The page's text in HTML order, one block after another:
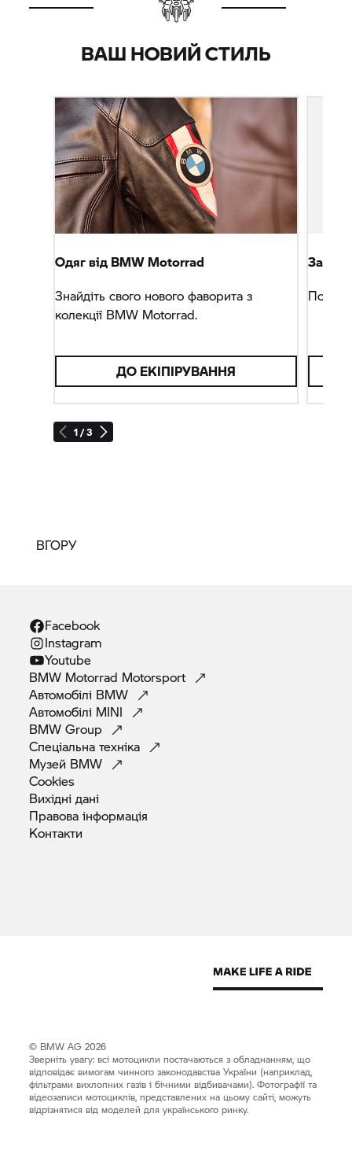
ВАШ НОВИЙ СТИЛЬ
1 / 3
Одяг від BMW Motorrad
Знайдіть свого нового фаворита з
колекції BMW Motorrad.
ДО ЕКІПІРУВАННЯ
ВГОРУ
Facebook
Instagram
Youtube
BMW Motorrad Motorsport
Автомобілі BMW
Автомобілі MINI
BMWGroup
Спеціальнатехніка
Музей BMW
Cookies
Вихіднідані
Правоваінформація
Контакти
© BMW AG 2026
Зверніть увагу: всі мотоцикли постачаються з обладнанням, що
відповідає вимогам чинного законодавства України (наприклад,
фільтрами вихлопних газів і бічними відбивачами). Фотографії та
відеозаписи мотоциклів, представлених на цьому сайті, можуть
відрізнятися від моделей для українського ринку.